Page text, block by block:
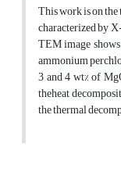
This work is on
characterized by
TEM image
ammonium
3 and 4 wt% of
theheat
the thermal